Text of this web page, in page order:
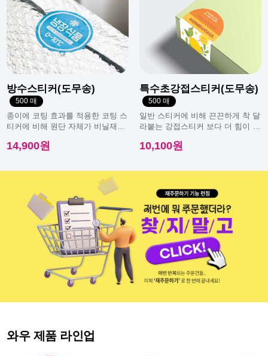
방수스티커(도무송)
500 매
종이에 코팅 효과를 적용한 코팅 스
티커에 비해 원단 자체가 비닐재질
14,900원
특수초강접스티커(도무송)
500 매
일반 스티커에 비해 끈끈하게 착 달
라붙는 강접스티커 보다 더 힘이 남
10,100원
와우 제품 라인업